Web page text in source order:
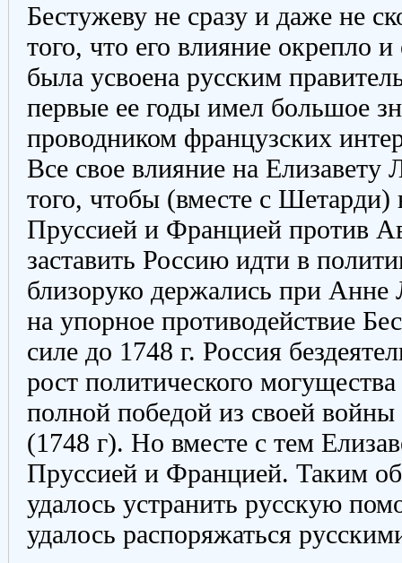
Бестужеву не сразу и даже не
того, что его влияние окрепло
была усвоена русским
первые ее годы имел большое
проводником французских
Все свое влияние на Елизавету
того, чтобы (вместе с Шетарди)
Пруссией и Францией против
заставить Россию идти в
близоруко держались при
на упорное противодействие
силе до 1748 г. Россия
рост политического
полной победой из своей
(1748 г). Но вместе с тем
Пруссией и Францией. Таким
удалось устранить русскую
удалось распоряжаться